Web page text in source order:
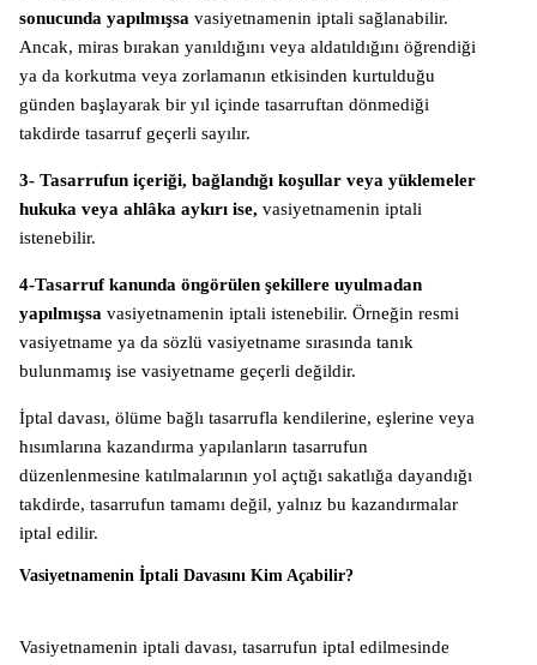
sonucunda yapılmışsa vasiyetnamenin iptali sağlanabilir.
Ancak, miras bırakan yanıldığını veya aldatıldığını öğrendiği
ya da korkutma veya zorlamanın etkisinden kurtulduğu
günden başlayarak bir yıl içinde tasarruftan dönmediği
takdirde tasarruf geçerli sayılır.
3- Tasarrufun içeriği, bağlandığı koşullar veya yüklemeler
hukuka veya ahlâka aykırı ise, vasiyetnamenin iptali
istenebilir.
4-Tasarruf kanunda öngörülen şekillere uyulmadan
yapılmışsa vasiyetnamenin iptali istenebilir. Örneğin resmi
vasiyetname ya da sözlü vasiyetname sırasında tanık
bulunmamış ise vasiyetname geçerli değildir.
İptal davası, ölüme bağlı tasarrufla kendilerine, eşlerine veya
hısımlarına kazandırma yapılanların tasarrufun
düzenlenmesine katılmalarının yol açtığı sakatlığa dayandığı
takdirde, tasarrufun tamamı değil, yalnız bu kazandırmalar
iptal edilir.
Vasiyetnamenin İptali Davasını Kim Açabilir?
Vasiyetnamenin iptali davası, tasarrufun iptal edilmesinde